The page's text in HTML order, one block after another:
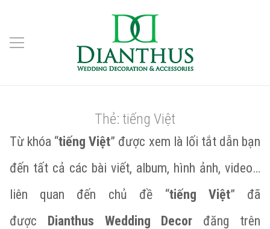
Thẻ: tiếng Việt
Từ khóa “tiếng Việt” được xem là lối tắt dẫn bạn
đến tất cả các bài viết, album, hình ảnh, video…
liên quan đến chủ đề “tiếng Việt” đã
được Dianthus Wedding Decor đăng trên